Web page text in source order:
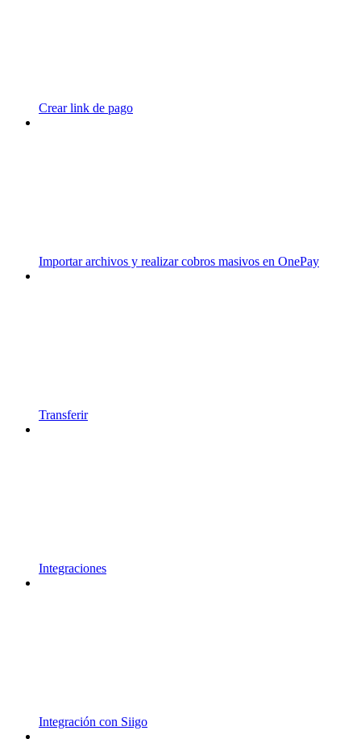
Crear link de pago
Importar archivos y realizar cobros masivos en OnePay
Transferir
Integraciones
Integración con Siigo